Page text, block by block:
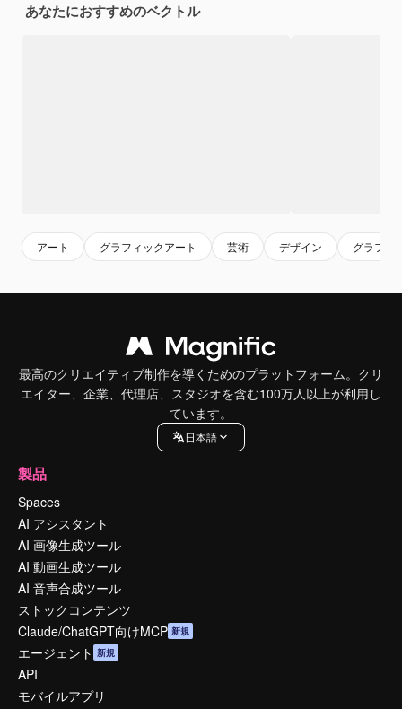
あなたにおすすめのベクトル
アート グラフィックアート 芸術 デザイン グラフィ
最高のクリエイティブ制作を導くためのプラットフォーム。クリ
エイター、企業、代理店、スタジオを含む100万人以上が利用し
ています。
日本語
製品
Spaces
AI アシスタント
AI 画像生成ツール
AI 動画生成ツール
AI 音声合成ツール
ストックコンテンツ
Claude/ChatGPT向けMCP 新規
エージェント 新規
API
モバイルアプリ